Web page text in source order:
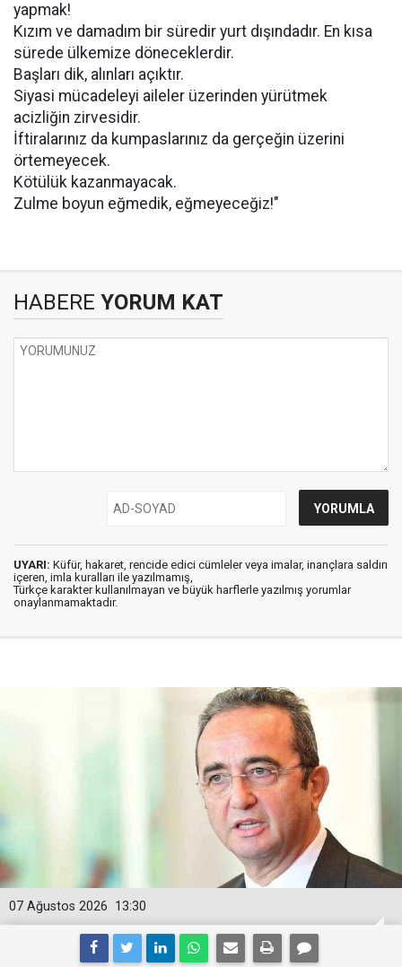
yapmak!
Kızım ve damadım bir süredir yurt dışındadır. En kısa
sürede ülkemize döneceklerdir.
Başları dik, alınları açıktır.
Siyasi mücadeleyi aileler üzerinden yürütmek
acizliğin zirvesidir.
İftiralarınız da kumpaslarınız da gerçeğin üzerini
örtemeyecek.
Kötülük kazanmayacak.
Zulme boyun eğmedik, eğmeyeceğiz!"
HABERE YORUM KAT
UYARI: Küfür, hakaret, rencide edici cümleler veya imalar, inançlara saldırı
içeren, imla kuralları ile yazılmamış,
Türkçe karakter kullanılmayan ve büyük harflerle yazılmış yorumlar
onaylanmamaktadır.
13:30
07 Ağustos 2026